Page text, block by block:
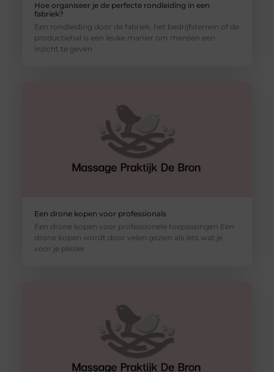
Hoe organiseer je de perfecte rondleiding in een
fabriek?
Een rondleiding door de fabriek, het bedrijfsterrein of de
productiehal is een leuke manier om mensen een
inzicht te geven
Een drone kopen voor professionals
Een drone kopen voor professionele toepassingen Een
drone kopen wordt door velen gezien als iets wat je
voor je plezier